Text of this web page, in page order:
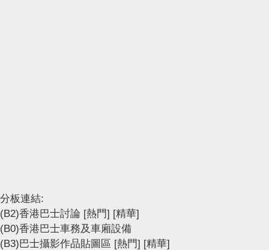
分板連結:
(B2)香港巴士討論 [熱門] [精華]
(B0)香港巴士車務及車廂設備
(B3)巴士攝影作品貼圖區 [熱門] [精華]